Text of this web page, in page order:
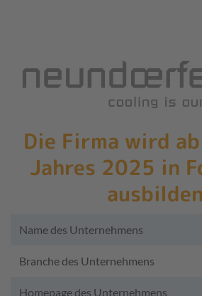
Die Firma wird
Jahres 2025 in
Name des Unternehmens
Branche des Unternehmens
Homepage des Unternehmens